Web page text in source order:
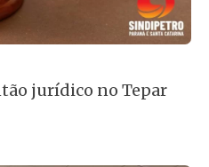
jurídico no Tepar